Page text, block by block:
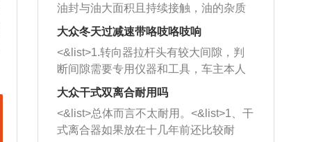
的堵塞，就需要将三元催化器泡在草酸
洗剂对堵塞的情况得到解决，将清洗剂
放在燃油箱中，与燃油混合后，车辆启
动时，就可以和汽油一起进入到燃烧
室，最后形成废气排出，就可以让三元
催化器得到清洗，排气管堵塞的情况就
能够得到解决。
圈数。 <&list>3、最后强调要反复练
习，这样就可以形成肌肉记忆，在真实
驾驶车辆时，不需要记忆也能打好方
向。
油封与油大面积且持续接触，油的杂质
和发动机内持续温度变化使其密封效果
逐渐减弱，导致渗油或漏油。<&list>2、
活塞间隙过大：积碳会使活塞环与缸体
的间隙扩大，导致机油流入燃烧室中，
造成烧机油。<&list>3、机油粘度。使用
机油粘度过小的话，同样会有烧机油现
象，机油粘度过小具有很好的流动性，
大众冬天过减速带咯吱咯吱响
<&list>1.转向器拉杆头有较大间隙，判
断间隙需要专用仪器和工具，车主本人
无法制作，需要将车辆送到修理厂或4s
店；<&list>2.车辆半轴套管防尘罩破
裂，破裂后会出现漏油现象，使半轴磨
损严重，磨损的半轴容易损坏，产生异
大众干式双离合耐用吗
<&list>总体而言不太耐用。<&list>1、干
式离合器如果放在十几年前还比较耐